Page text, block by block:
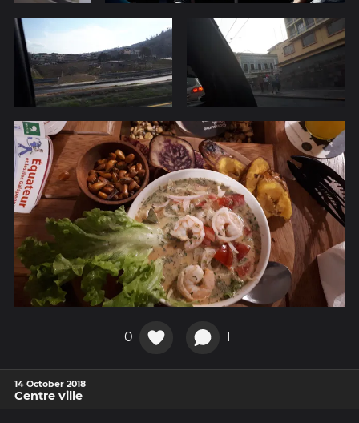
0 1
14 October 2018
Centre ville